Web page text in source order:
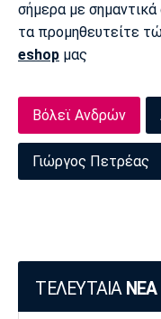
σήμερα με
τα προμηθευτείτε
eshop μας
Βόλεϊ Ανδρών
Γιώργος Πετρέας
ΤΕΛΕΥΤΑΙΑ ΝΕΑ